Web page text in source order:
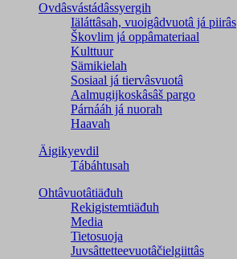
Ovdâsvástádâssyergih
Iäláttâsah, vuoigâdvuotâ já piirâs
Škovlim já oppâmateriaal
Kulttuur
Sämikielah
Sosiaal já tiervâsvuotâ
Aalmugijkoskâsâš pargo
Párnááh já nuorah
Haavah
Äigikyevdil
Tábáhtusah
Ohtâvuotâtiäđuh
Rekigistemtiäđuh
Media
Tietosuoja
Juvsâttetteevuotâčielgiittâs